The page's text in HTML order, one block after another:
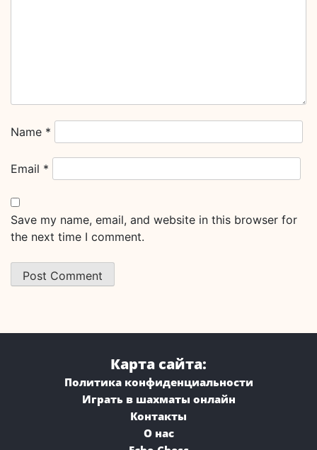
Name *
Email *
Save my name, email, and website in this browser for
the next time I comment.
Карта сайта:
Политика конфиденциальности
Играть в шахматы онлайн
Контакты
О нас